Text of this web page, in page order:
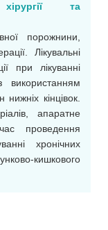
хірургії та
порожнини,
Лікувальні
при лікуванні
кінцівок.
апаратне
проведення
хронічних
кишкового